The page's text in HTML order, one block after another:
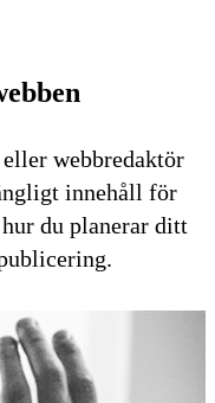
webbredaktör
innehåll för
du planerar ditt